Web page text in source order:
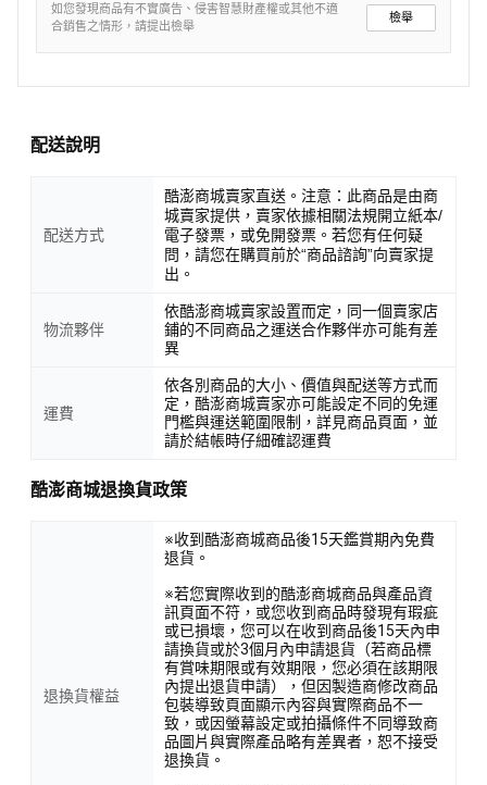
如您發現商品有不實廣告、侵害智慧財產權或其他不適
合銷售之情形，請提出檢舉
檢舉
配送說明
配送方式
酷澎商城賣家直送。注意：此商品是由商
城賣家提供，賣家依據相關法規開立紙本/
電子發票，或免開發票。若您有任何疑
問，請您在購買前於“商品諮詢”向賣家提
出。
物流夥伴
依酷澎商城賣家設置而定，同一個賣家店
鋪的不同商品之運送合作夥伴亦可能有差
異
運費
依各別商品的大小、價值與配送等方式而
定，酷澎商城賣家亦可能設定不同的免運
門檻與運送範圍限制，詳見商品頁面，並
請於結帳時仔細確認運費
酷澎商城退換貨政策
退換貨權益
※收到酷澎商城商品後15天鑑賞期內免費
退貨。
※若您實際收到的酷澎商城商品與產品資
訊頁面不符，或您收到商品時發現有瑕疵
或已損壞，您可以在收到商品後15天內申
請換貨或於3個月內申請退貨（若商品標
有賞味期限或有效期限，您必須在該期限
內提出退貨申請），但因製造商修改商品
包裝導致頁面顯示內容與實際商品不一
致，或因螢幕設定或拍攝條件不同導致商
品圖片與實際產品略有差異者，恕不接受
退換貨。